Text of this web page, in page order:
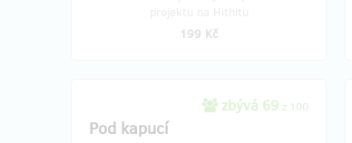
199 Kč
zbývá 69 z 100
Pod kapucí